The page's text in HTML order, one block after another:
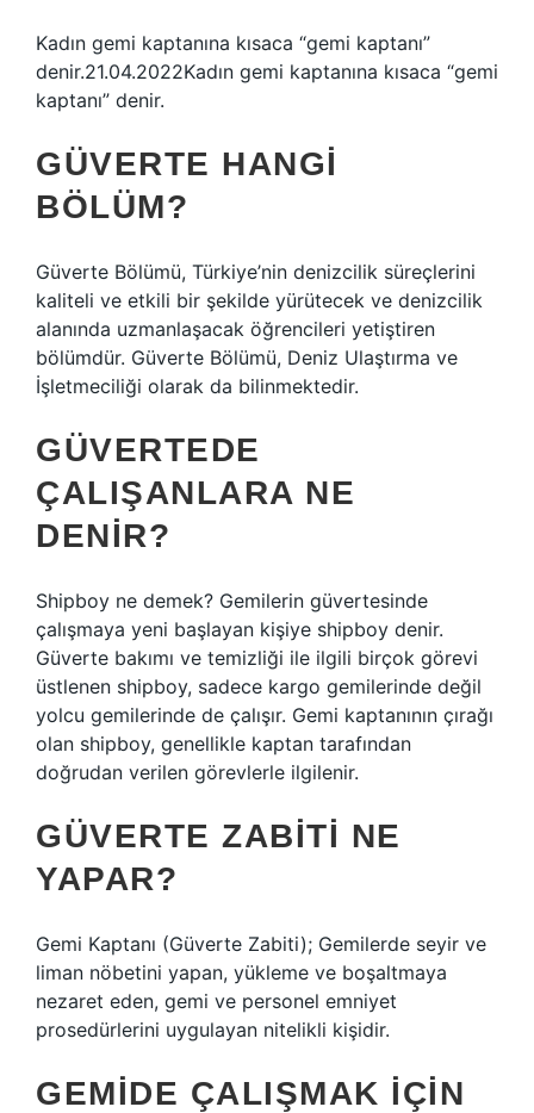
Kadın gemi kaptanına kısaca “gemi kaptanı”
denir.21.04.2022Kadın gemi kaptanına kısaca “gemi
kaptanı” denir.
GÜVERTE HANGI
BÖLÜM?
Güverte Bölümü, Türkiye’nin denizcilik süreçlerini
kaliteli ve etkili bir şekilde yürütecek ve denizcilik
alanında uzmanlaşacak öğrencileri yetiştiren
bölümdür. Güverte Bölümü, Deniz Ulaştırma ve
İşletmeciliği olarak da bilinmektedir.
GÜVERTEDE
ÇALIŞANLARA NE
DENIR?
Shipboy ne demek? Gemilerin güvertesinde
çalışmaya yeni başlayan kişiye shipboy denir.
Güverte bakımı ve temizliği ile ilgili birçok görevi
üstlenen shipboy, sadece kargo gemilerinde değil
yolcu gemilerinde de çalışır. Gemi kaptanının çırağı
olan shipboy, genellikle kaptan tarafından
doğrudan verilen görevlerle ilgilenir.
GÜVERTE ZABITI NE
YAPAR?
Gemi Kaptanı (Güverte Zabiti); Gemilerde seyir ve
liman nöbetini yapan, yükleme ve boşaltmaya
nezaret eden, gemi ve personel emniyet
prosedürlerini uygulayan nitelikli kişidir.
GEMIDE ÇALIŞMAK IÇIN